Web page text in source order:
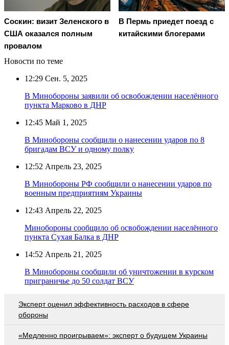
Соскин: визит Зеленского в
США оказался полным
провалом
В Пермь приедет поезд с
китайскими блогерами
Новости по теме
12:29 Сен. 5, 2025
В Минобороны заявили об освобождении населённого
пункта Марково в ДНР
12:45 Май 1, 2025
В Минобороны сообщили о нанесении ударов по 8
бригадам ВСУ и одному полку
12:52 Апрель 23, 2025
В Минобороны РФ сообщили о нанесении ударов по
военным предприятиям Украины
12:43 Апрель 22, 2025
Минобороны сообщило об освобождении населённого
пункта Сухая Балка в ДНР
14:52 Апрель 21, 2025
В Минобороны сообщили об уничтожении в курском
приграничье до 50 солдат ВСУ
Эксперт оценил эффективность расходов в сфере
обороны
«Медленно проигрываем»: эксперт о будущем Украины